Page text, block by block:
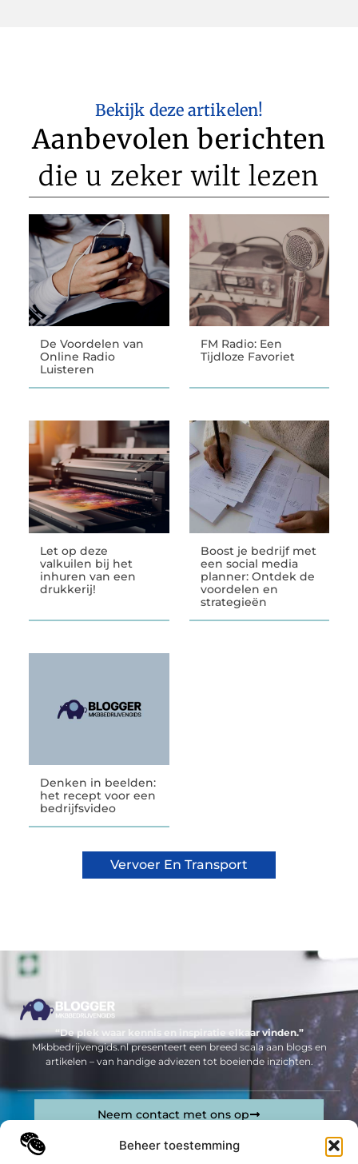
Beheer toestemming
Bekijk deze artikelen!
Aanbevolen berichten
die u zeker wilt lezen
De Voordelen van
Online Radio
Luisteren
FM Radio: Een
Tijdloze Favoriet
Let op deze
valkuilen bij het
inhuren van een
drukkerij!
Boost je bedrijf met
een social media
planner: Ontdek de
voordelen en
strategieën
Denken in beelden:
het recept voor een
bedrijfsvideo
Vervoer En Transport
“De plek waar kennis en inspiratie elkaar vinden.”
Mkbbedrijvengids.nl presenteert een breed scala aan blogs en
artikelen – van handige adviezen tot boeiende inzichten.
Sitelinks
Neem contact met ons op